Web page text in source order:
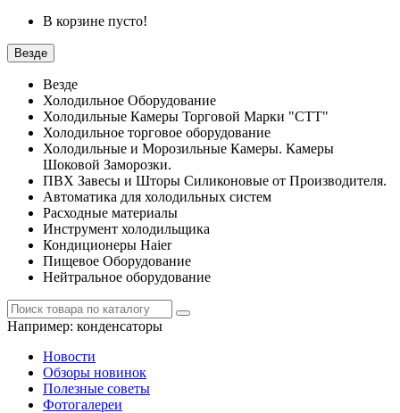
В корзине пусто!
Везде
Везде
Холодильное Оборудование
Холодильные Камеры Торговой Марки "СТТ"
Холодильное торговое оборудование
Холодильные и Морозильные Камеры. Камеры
Шоковой Заморозки.
ПВХ Завесы и Шторы Силиконовые от Производителя.
Автоматика для холодильных систем
Расходные материалы
Инструмент холодильщика
Кондиционеры Haier
Пищевое Оборудование
Нейтральное оборудование
Например: конденсаторы
Новости
Обзоры новинок
Полезные советы
Фотогалереи